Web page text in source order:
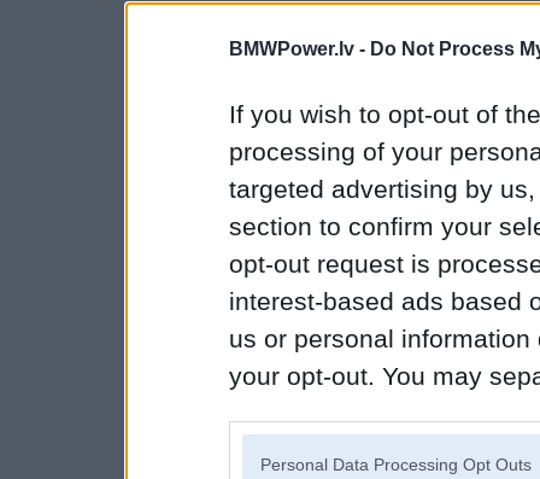
BMWPower.lv - Do Not Process
If you wish to opt-out of
processing of your
targeted advertising by
section to confirm your
opt-out request is
interest-based ads based
us or personal
your opt-out. You may
Personal Data Processing Opt Outs